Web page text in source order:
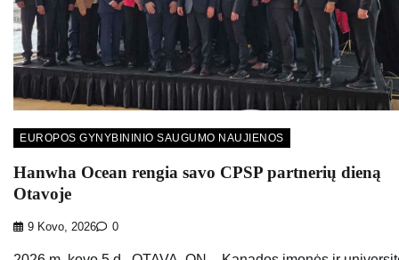
EUROPOS GYNYBININIO SAUGUMO NAUJIENOS
Hanwha Ocean rengia savo CPSP partnerių dieną
Otavoje
9 Kovo, 2026 0